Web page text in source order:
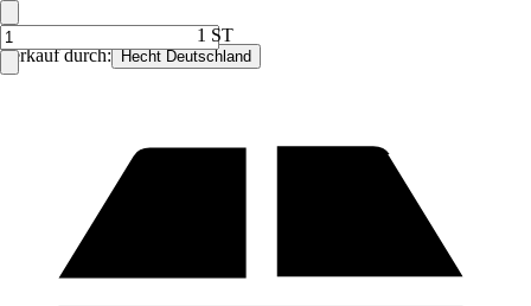
Verkauf durch: Hecht Deutschland
1 ST